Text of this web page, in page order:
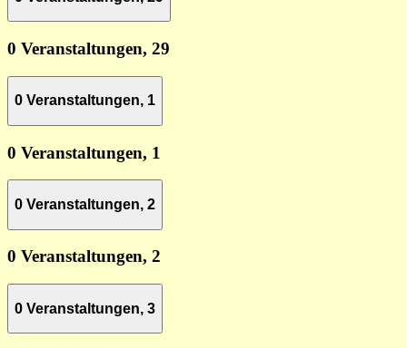
0 Veranstaltungen, 29
0 Veranstaltungen, 1
0 Veranstaltungen, 1
0 Veranstaltungen, 2
0 Veranstaltungen, 2
0 Veranstaltungen, 3